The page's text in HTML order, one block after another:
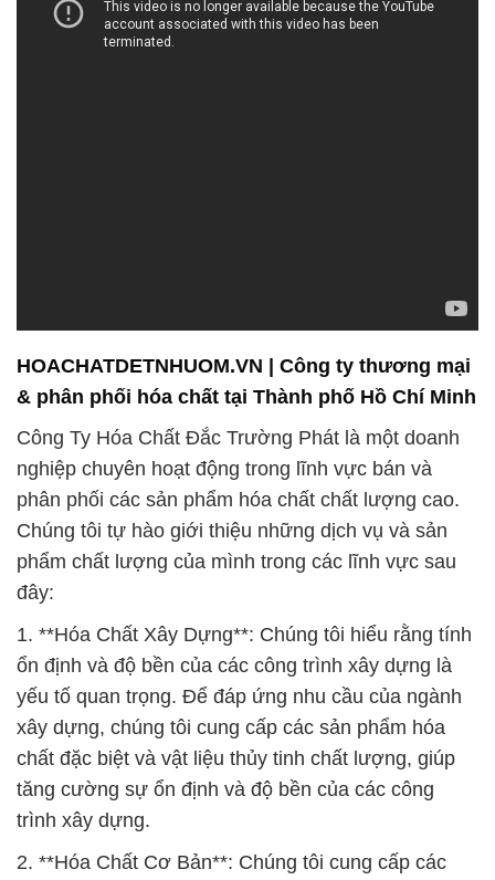
HOACHATDETNHUOM.VN | Công ty thương mại
& phân phối hóa chất tại Thành phố Hồ Chí Minh
Công Ty Hóa Chất Đắc Trường Phát là một doanh
nghiệp chuyên hoạt động trong lĩnh vực bán và
phân phối các sản phẩm hóa chất chất lượng cao.
Chúng tôi tự hào giới thiệu những dịch vụ và sản
phẩm chất lượng của mình trong các lĩnh vực sau
đây:
1. **Hóa Chất Xây Dựng**: Chúng tôi hiểu rằng tính
ổn định và độ bền của các công trình xây dựng là
yếu tố quan trọng. Để đáp ứng nhu cầu của ngành
xây dựng, chúng tôi cung cấp các sản phẩm hóa
chất đặc biệt và vật liệu thủy tinh chất lượng, giúp
tăng cường sự ổn định và độ bền của các công
trình xây dựng.
2. **Hóa Chất Cơ Bản**: Chúng tôi cung cấp các